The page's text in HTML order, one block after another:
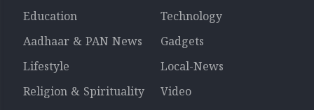
Education
Technology
Aadhaar & PAN News
Gadgets
Lifestyle
Local-News
Religion & Spirituality
Video